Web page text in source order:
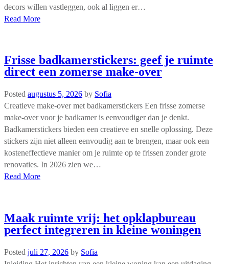
decors willen vastleggen, ook al liggen er…
Read More
Frisse badkamerstickers: geef je ruimte
direct een zomerse make-over
Posted augustus 5, 2026 by Sofia
Creatieve make-over met badkamerstickers Een frisse zomerse
make-over voor je badkamer is eenvoudiger dan je denkt.
Badkamerstickers bieden een creatieve en snelle oplossing. Deze
stickers zijn niet alleen eenvoudig aan te brengen, maar ook een
kosteneffectieve manier om je ruimte op te frissen zonder grote
renovaties. In 2026 zien we…
Read More
Maak ruimte vrij: het opklapbureau
perfect integreren in kleine woningen
Posted juli 27, 2026 by Sofia